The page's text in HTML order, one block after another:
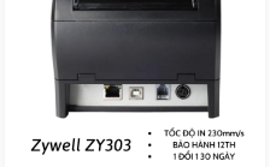
cafe. Với tính năng kết nối
qua cổng LAN, máy in có
thể dễ dàng kết nối với
mạng qua mode